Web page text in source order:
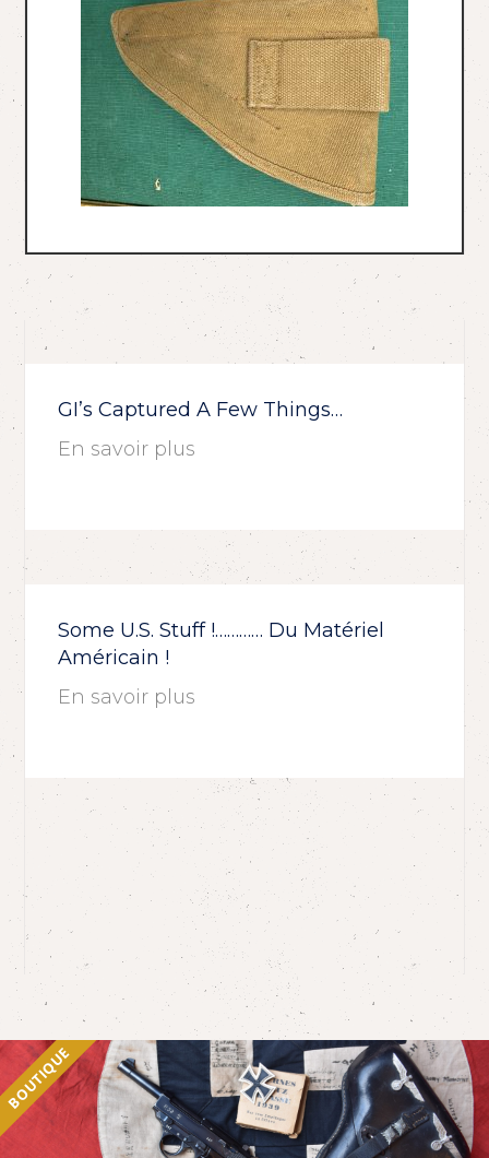
GI’s Captured A Few Things…
En savoir plus
Some U.S. Stuff !………… Du Matériel
Américain !
En savoir plus
BOUTIQUE